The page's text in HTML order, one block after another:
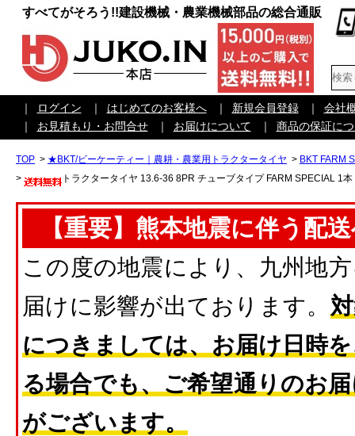
すべてがそろう!!建設機械・農業機械部品の総合通販
｜ ログイン ｜ はじめてのお客様へ ｜ 新規会員登録 ｜
会社
｜
お見積もり・お問合せ ｜ お届けについて ｜ 商品の保証に
TOP > ★BKT/ビーケーティー｜農耕・農業用トラクタータイヤ > BKT FARM
>
トラクタータイヤ 13.6-36 8PR チューブタイプ FARM SPECIAL 1
【重要】熊本地震に伴う配
この度の地震により、九州地
届けに影響が出ております。
につきましては、お届け日時
る場合でも、ご希望通りのお
がございます。